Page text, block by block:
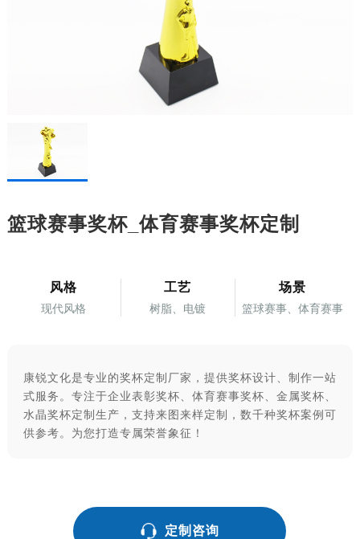
篮球赛事奖杯_体育赛事奖杯定制
风格
现代风格
工艺
树脂、电镀
场景
篮球赛事、体育赛事
康锐文化是专业的奖杯定制厂家，提供奖杯设计、制作一站
式服务。专注于企业表彰奖杯、体育赛事奖杯、金属奖杯、
水晶奖杯定制生产，支持来图来样定制，数千种奖杯案例可
供参考。为您打造专属荣誉象征！
定制咨询